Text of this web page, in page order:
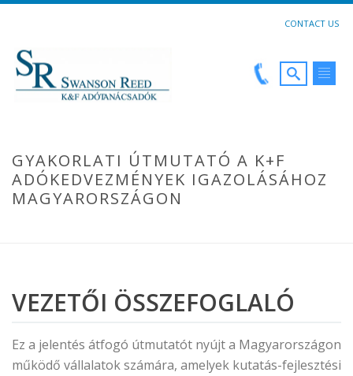
CONTACT US
GYAKORLATI ÚTMUTATÓ A K+F
ADÓKEDVEZMÉNYEK IGAZOLÁSÁHOZ
MAGYARORSZÁGON
VEZETŐI ÖSSZEFOGLALÓ
Ez a jelentés átfogó útmutatót nyújt a Magyarországon
működő vállalatok számára, amelyek kutatás-fejlesztési